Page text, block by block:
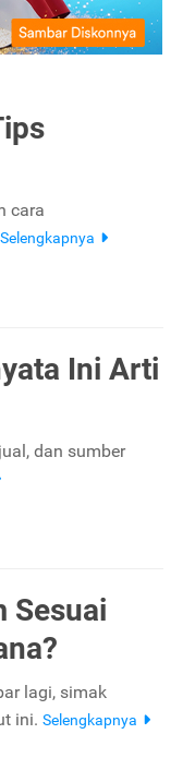
cara
Selengkapnya
Ini Arti
dan sumber
Sesuai
lagi, simak
ini. Selengkapnya